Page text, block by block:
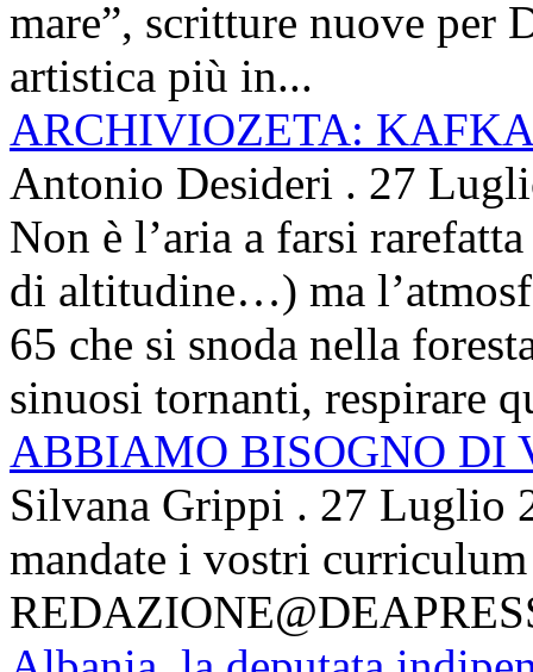
mare”, scritture nuove per
artistica più in...
ARCHIVIOZETA:
Antonio Desideri . 27
Non è l’aria a farsi
di altitudine…) ma
65 che si snoda nella
sinuosi tornanti, respirare
ABBIAMO BISOGNO DI
Silvana Grippi . 27 Luglio
mandate i vostri